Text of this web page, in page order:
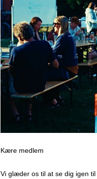
Kære medlem
Vi glæder os til at se dig igen